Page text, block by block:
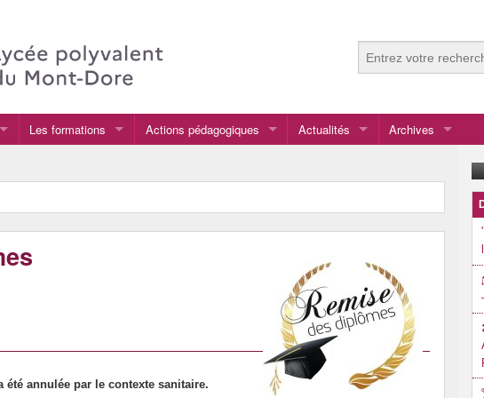
Les formations
BAC Pro SN (Systèmes Numériques)
BAC Pro CIEL(Cybersécurité, Informatique et réseaux, Electronique)
Bac PRO MEP (Maintenance Environnementale et Propreté)
BAC STI2D (Sciences et Technologies de l’Industrie et du Développement Durable)
Actions pédagogiques
Ateliers éloquence avec Francis CHENAS, de l’institut d’études
Label 3E : Education à l’égalité à l’école
Projet COVID_19
Actualités Archives
annulée par le contexte sanitaire.